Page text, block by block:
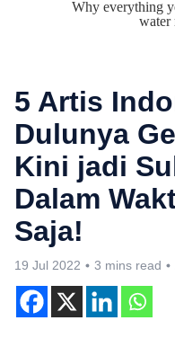
5 Artis
Dulunya
Kini jadi
Dalam
Saja!
19 Jul 2022 3 mins read